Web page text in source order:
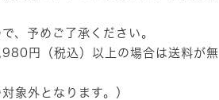
、予めご了承ください。
円（税込）以上の場合は送料が無
象外となります。）